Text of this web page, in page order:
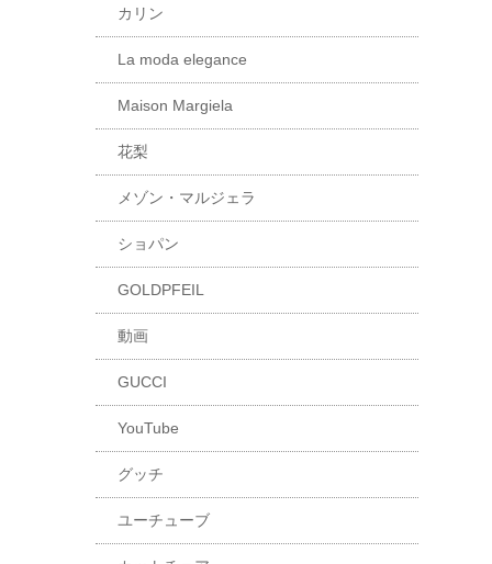
カリン
La moda elegance
Maison Margiela
花梨
メゾン・マルジェラ
ショパン
GOLDPFEIL
動画
GUCCI
YouTube
グッチ
ユーチューブ